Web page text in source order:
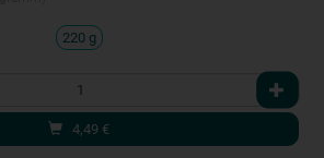
220 g
4,49 €